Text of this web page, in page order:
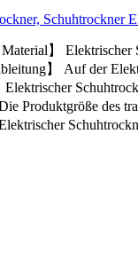
Schuhtrockner
Material】
】 Auf der
Elektrischer
Produktgröße des